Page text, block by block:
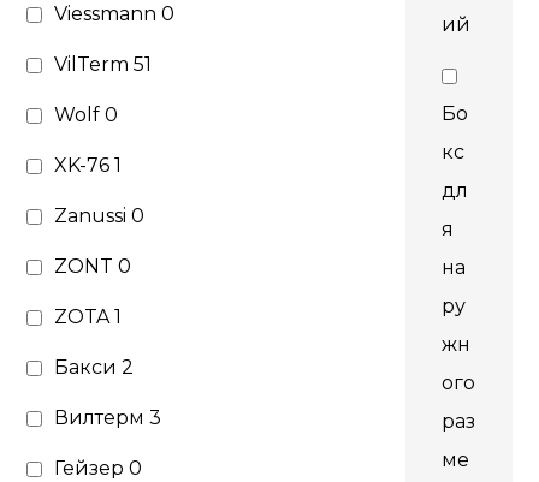
Viessmann0
VilTerm51
Wolf0
XK-761
Zanussi0
ZONT0
ZOTA1
Бакси2
Вилтерм3
Гейзер0
ий
Бо
кс
дл
я
на
ру
жн
ого
раз
ме